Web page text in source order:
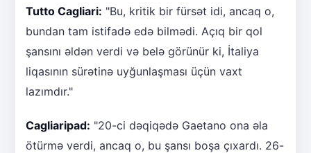
Tutto Cagliari: "Bu, kritik bir fürsət idi, ancaq o,
bundan tam istifadə edə bilmədi. Açıq bir qol
şansını əldən verdi və belə görünür ki, İtaliya
liqasının sürətinə uyğunlaşması üçün vaxt
lazımdır."
Cagliaripad: "20-ci dəqiqədə Gaetano ona əla
ötürmə verdi, ancaq o, bu şansı boşa çıxardı. 26-